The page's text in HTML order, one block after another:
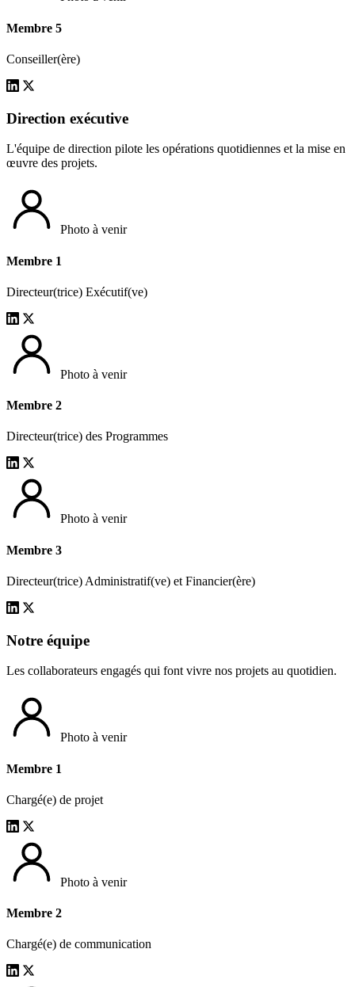
Membre 5
Conseiller(ère)
Direction exécutive
L'équipe de direction pilote les opérations quotidiennes et la mise en
œuvre des projets.
Photo à venir
Membre 1
Directeur(trice) Exécutif(ve)
Photo à venir
Membre 2
Directeur(trice) des Programmes
Photo à venir
Membre 3
Directeur(trice) Administratif(ve) et Financier(ère)
Notre équipe
Les collaborateurs engagés qui font vivre nos projets au quotidien.
Photo à venir
Membre 1
Chargé(e) de projet
Photo à venir
Membre 2
Chargé(e) de communication